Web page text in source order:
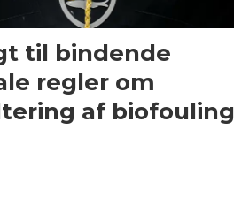
til bindende
regler om
af biofouling